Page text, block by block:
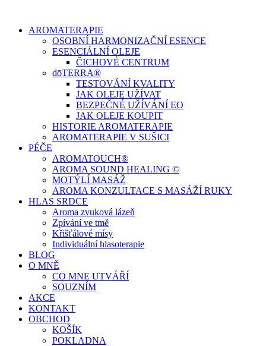
obsahuAROMATERAPIE
OSOBNÍ HARMONIZAČNÍ ESENCE
ESENCIÁLNÍ OLEJE
ČICHOVÉ CENTRUM
dōTERRA®
TESTOVÁNÍ KVALITY
JAK OLEJE UŽÍVAT
BEZPEČNÉ UŽÍVÁNÍ EO
JAK OLEJE KOUPIT
HISTORIE AROMATERAPIE
AROMATERAPIE V SUŠICI
PÉČE
AROMATOUCH®
AROMA SOUND HEALING ©
MOTÝLÍ MASÁŽ
AROMA KONZULTACE S MASÁŽÍ RUKY
HLAS SRDCE
Aroma zvuková lázeň
Zpívání ve tmě
Křišťálové mísy
Individuální hlasoterapie
BLOG
O MNĚ
CO MNE UTVÁŘÍ
SOUZNÍM
AKCE
KONTAKT
OBCHOD
KOŠÍK
POKLADNA